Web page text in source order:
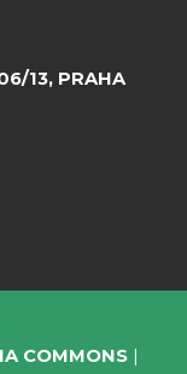
13, PRAHA
COMMONS